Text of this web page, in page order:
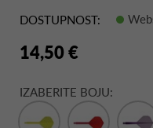
DOSTUPNOST:
14,50 €
IZABERITE BOJU: